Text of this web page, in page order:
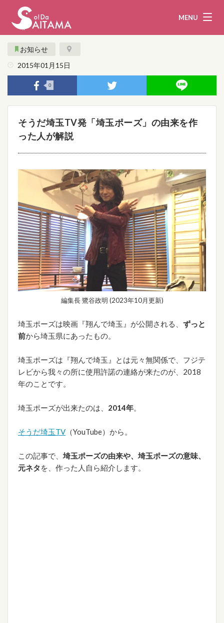
MENU
娯楽・観光
企業・団体 教育・医療
行政 まとめ！
地域から探す
募集！ お問い合わせ
運営団体 ライター
お知らせ
2015年01月15日
0
そうだ埼玉TV発「埼玉ポーズ」の由来を作
った人が解説
編集長 鷺谷政明 (2023年10月更新)
埼玉ポーズは映画『翔んで埼玉』が公開される、 ずっと
前から埼玉県にあったもの。
埼玉ポーズは『翔んで埼玉』とは元々無関係で、フジテ
レビから我々の所に使用許諾の連絡が来たのが、2018
年のことです。
埼玉ポーズが出来たのは、 2014年。
そうだ埼玉TV （YouTube）から。
この記事で、 埼玉ポーズの由来や、埼玉ポーズの意味、
元ネタ を、作った人自ら紹介します。